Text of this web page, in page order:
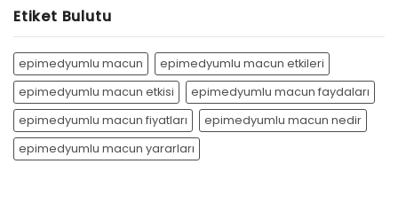
Etiket Bulutu
epimedyumlu macun
epimedyumlu macun etkileri
epimedyumlu macun etkisi
epimedyumlu macun faydaları
epimedyumlu macun fiyatları
epimedyumlu macun nedir
epimedyumlu macun yararları